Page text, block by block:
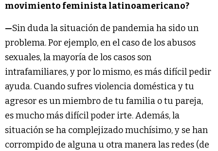
movimiento feminista latinoamericano?
—Sin duda la situación de pandemia ha sido un
problema. Por ejemplo, en el caso de los abusos
sexuales, la mayoría de los casos son
intrafamiliares, y por lo mismo, es más difícil pedir
ayuda. Cuando sufres violencia doméstica y tu
agresor es un miembro de tu familia o tu pareja,
es mucho más difícil poder irte. Además, la
situación se ha complejizado muchísimo, y se han
corrompido de alguna u otra manera las redes (de